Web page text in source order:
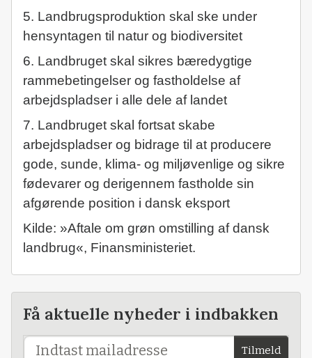
5. Landbrugsproduktion skal ske under
hensyntagen til natur og biodiversitet
6. Landbruget skal sikres bæredygtige
rammebetingelser og fastholdelse af
arbejdspladser i alle dele af landet
7. Landbruget skal fortsat skabe
arbejdspladser og bidrage til at producere
gode, sunde, klima- og miljøvenlige og sikre
fødevarer og derigennem fastholde sin
afgørende position i dansk eksport
Kilde: »Aftale om grøn omstilling af dansk
landbrug«, Finansministeriet.
Få aktuelle nyheder i indbakken
Tilmeld